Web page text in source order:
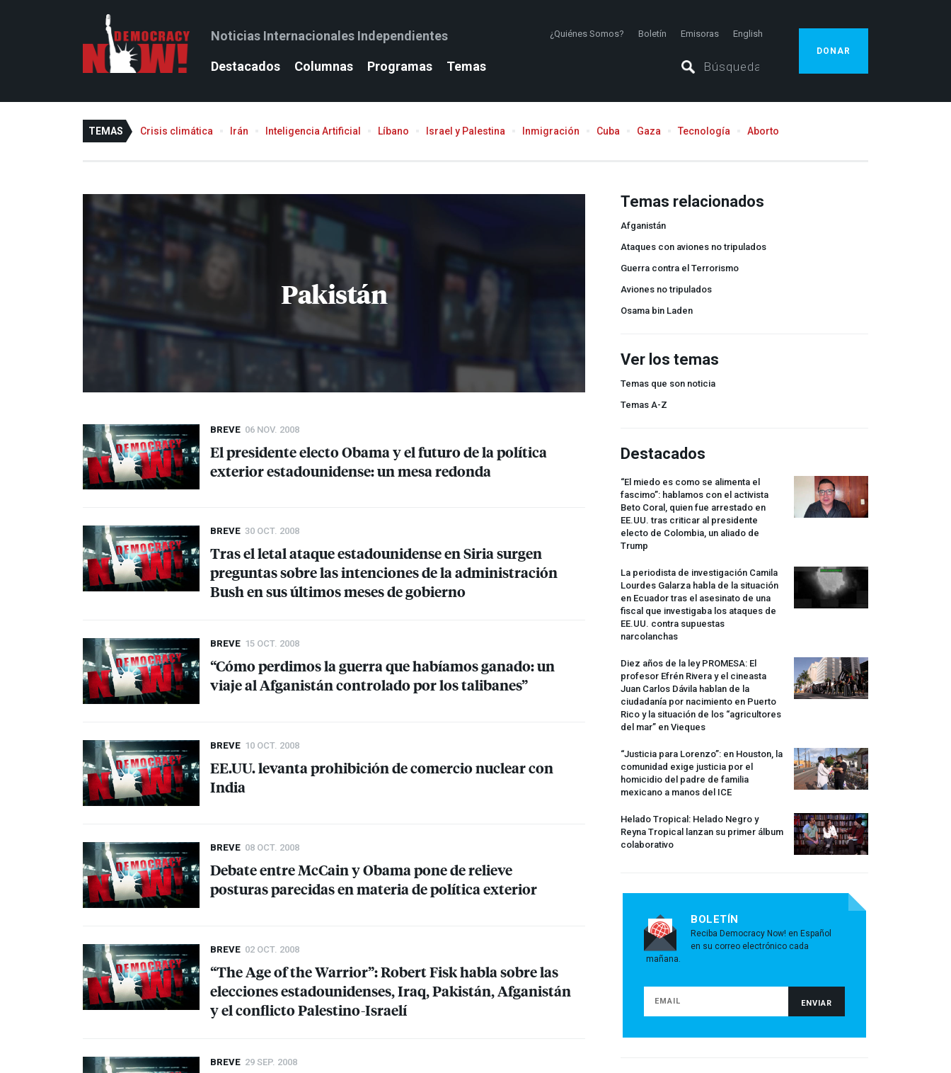
Noticias Internacionales Independientes ¿Quiénes Somos? Boletín Emisoras English
Destacados Columnas Programas Temas
DONAR
TEMAS Crisis climática Irán Inteligencia Artificial Líbano Israel y Palestina Inmigración Cuba Gaza Tecnología Aborto
Pakistán
BREVE 06 NOV. 2008
El presidente electo Obama y el futuro de la política
exterior estadounidense: un mesa redonda
BREVE 30 OCT. 2008
Tras el letal ataque estadounidense en Siria surgen
preguntas sobre las intenciones de la administración
Bush en sus últimos meses de gobierno
BREVE 15 OCT. 2008
“Cómo perdimos la guerra que habíamos ganado: un
viaje al Afganistán controlado por los talibanes”
BREVE 10 OCT. 2008
EE.UU. levanta prohibición de comercio nuclear con
India
BREVE 08 OCT. 2008
Debate entre McCain y Obama pone de relieve
posturas parecidas en materia de política exterior
BREVE 02 OCT. 2008
“The Age of the Warrior”: Robert Fisk habla sobre las
elecciones estadounidenses, Iraq, Pakistán, Afganistán
y el conflicto Palestino-Israelí
BREVE 29 SEP. 2008
Temas relacionados
Afganistán
Ataques con aviones no tripulados
Guerra contra el Terrorismo
Aviones no tripulados
Osama bin Laden
Ver los temas
Temas que son noticia
Temas A-Z
Destacados
“El miedo es como se alimenta el
fascimo”: hablamos con el activista
Beto Coral, quien fue arrestado en
EE.UU. tras criticar al presidente
electo de Colombia, un aliado de
Trump
La periodista de investigación Camila
Lourdes Galarza habla de la situación
en Ecuador tras el asesinato de una
fiscal que investigaba los ataques de
EE.UU. contra supuestas
narcolanchas
Diez años de la ley PROMESA: El
profesor Efrén Rivera y el cineasta
Juan Carlos Dávila hablan de la
ciudadanía por nacimiento en Puerto
Rico y la situación de los “agricultores
del mar” en Vieques
“Justicia para Lorenzo”: en Houston, la
comunidad exige justicia por el
homicidio del padre de familia
mexicano a manos del ICE
Helado Tropical: Helado Negro y
Reyna Tropical lanzan su primer álbum
colaborativo
BOLETÍN
Reciba Democracy Now! en Español
en su correo electrónico cada
mañana.